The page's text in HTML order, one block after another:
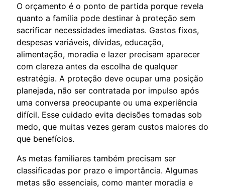
O orçamento é o ponto de partida porque revela
quanto a família pode destinar à proteção sem
sacrificar necessidades imediatas. Gastos fixos,
despesas variáveis, dívidas, educação,
alimentação, moradia e lazer precisam aparecer
com clareza antes da escolha de qualquer
estratégia. A proteção deve ocupar uma posição
planejada, não ser contratada por impulso após
uma conversa preocupante ou uma experiência
difícil. Esse cuidado evita decisões tomadas sob
medo, que muitas vezes geram custos maiores do
que benefícios.
As metas familiares também precisam ser
classificadas por prazo e importância. Algumas
metas são essenciais, como manter moradia e